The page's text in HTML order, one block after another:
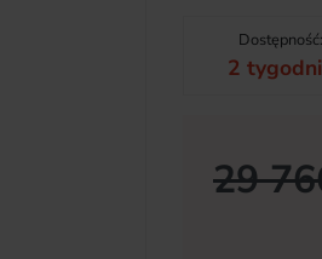
Dostępność:
2
29